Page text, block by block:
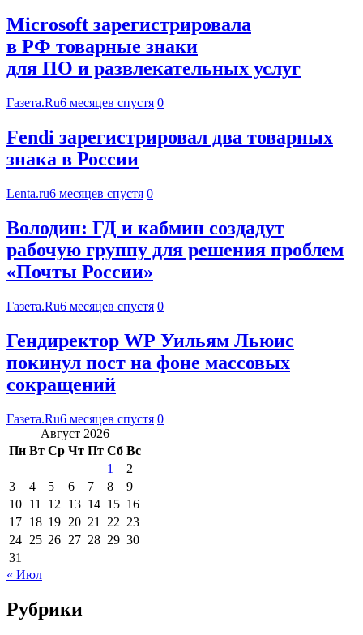
Microsoft зарегистрировала
в РФ товарные знаки
для ПО и развлекательных услуг
Газета.Ru6 месяцев спустя 0
Fendi зарегистрировал два товарных
знака в России
Lenta.ru6 месяцев спустя 0
Володин: ГД и кабмин создадут
рабочую группу для решения проблем
«Почты России»
Газета.Ru6 месяцев спустя 0
Гендиректор WP Уильям Льюис
покинул пост на фоне массовых
сокращений
Газета.Ru6 месяцев спустя 0
Август 2026
Пн Вт Ср Чт Пт Сб Вс
1
2
3
4 5 6 7 8
9
10 11 12 13 14 15 16
17 18 19 20 21 22 23
24 25 26 27 28 29 30
31
« Июл
Рубрики